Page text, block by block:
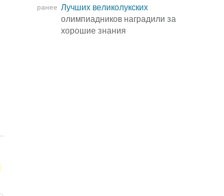
ранее Лучших великолукских
олимпиадников наградили за
хорошие знания
Лучших великолукских
олимпиадников наградили за
хорошие знания